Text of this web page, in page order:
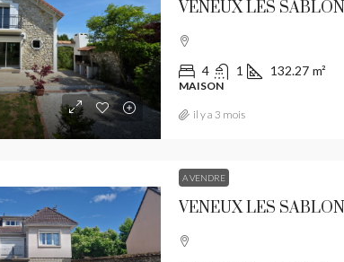
VENEUX LES
4 1 132.27 m²
MAISON
il y a 3 mois
A VENDRE
VENEUX LES